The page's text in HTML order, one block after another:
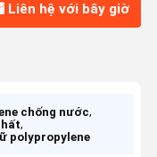
Liên hệ với bây giờ
chống nước,
,
polypropylene